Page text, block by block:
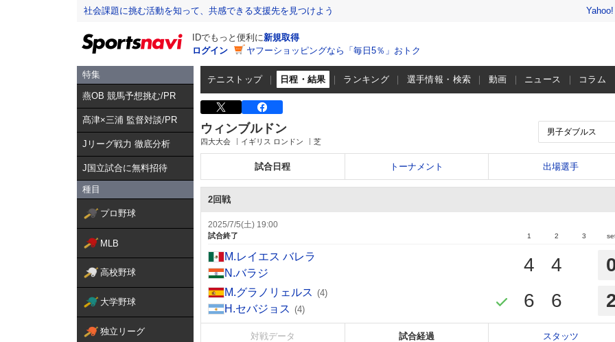
社会課題に挑む活動を知って、共感できる支援先を見つけよう
IDでもっと便利に新規取得
ログイン
ヤフーショッピングなら「毎日5％」おトク
特集
燕OB 競馬予想挑む/PR
髙津×三浦 監督対談/PR
Jリーグ戦力 徹底分析
J国立試合に無料招待
種目
プロ野球
MLB
高校野球
大学野球
独立リーグ
テニストップ 日程・結果 ランキング 選手情報・検索 動画 ニュース コラム
ウィンブルドン
四大大会 イギリス ロンドン 芝
試合日程 トーナメント 出場選手
2回戦
2025/7/5(土) 19:00
試合終了 1 2 3
M.レイエス バレラ
N.バラジ
4 4
M.グラノリェルス (4)
H.セバジョス (4) 6 6
対戦データ 試合経過 スタッツ